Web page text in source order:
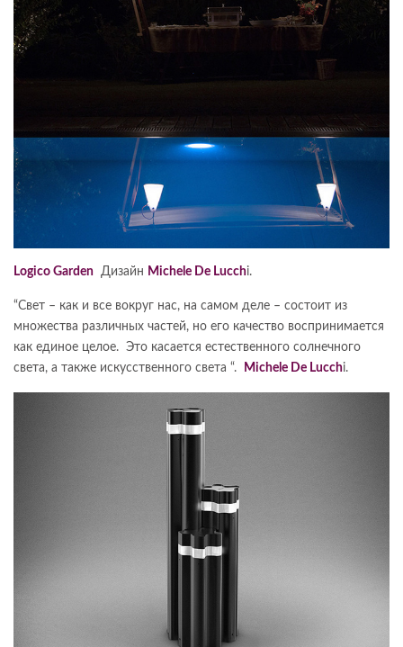
Logicо Garden Дизайн Michele De Lucchi.
“Свет – как и все вокруг нас, на самом деле – состоит из
множества различных частей, но его качество воспринимается
как единое целое. Это касается естественного солнечного
света, а также искусственного света “.
Michele De Lucchi.